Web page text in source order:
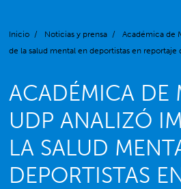
Inicio / Noticias y prensa /
Académica de
de la salud mental en deportistas en reportaje
ACADÉMICA DE
UDP ANALIZÓ
LA SALUD
DEPORTISTAS